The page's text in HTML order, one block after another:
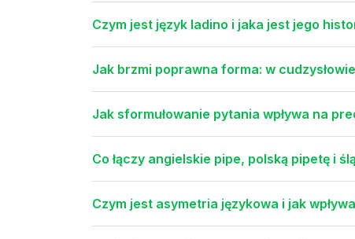
Czym jest język ladino i jaka jest jego
Jak brzmi poprawna forma: w
Jak sformułowanie pytania wpływa na
Co łączy angielskie pipe, polską pipetę i
Czym jest asymetria językowa i jak